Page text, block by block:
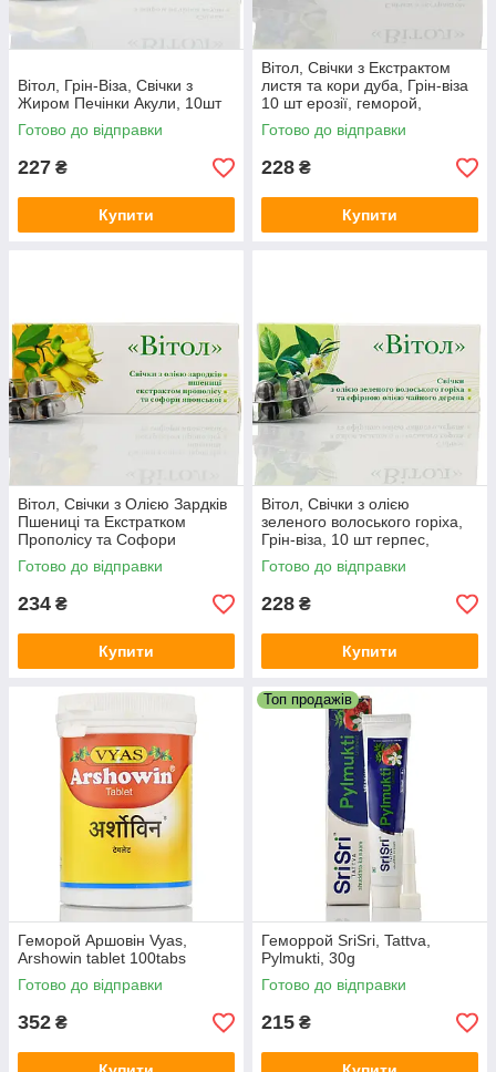
Вітол, Грін-Віза, Свічки з
Жиром Печінки Акули, 10шт
Готово до відправки
227 ₴
Купити
Вітол, Свічки з Екстрактом
листя та кори дуба, Грін-віза
10 шт ерозії, геморой,
тріщини, уретрит
Готово до відправки
228 ₴
Купити
Вітол, Свічки з Олією Зардків
Пшениці та Екстратком
Прополісу та Софори
Японської, Грін-Віза, 10 шт
запалення, грибок, інфекція
Готово до відправки
234 ₴
Купити
Вітол, Свічки з олією
зеленого волоського горіха,
Грін-віза, 10 шт герпес,
папіломи, глисти
Готово до відправки
228 ₴
Купити
Геморой Аршовін Vyas,
Arshowin tablet 100tabs
Готово до відправки
352 ₴
Топ продажів
Геморрой SriSri, Tattva,
Pylmukti, 30g
Готово до відправки
215 ₴